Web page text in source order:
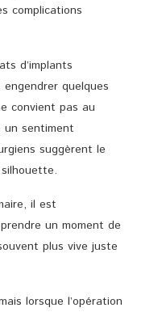
complications
d’implants
quelques
convient pas au
un sentiment
suggèrent le
il est
un moment de
plus vive juste
lorsque l’opération